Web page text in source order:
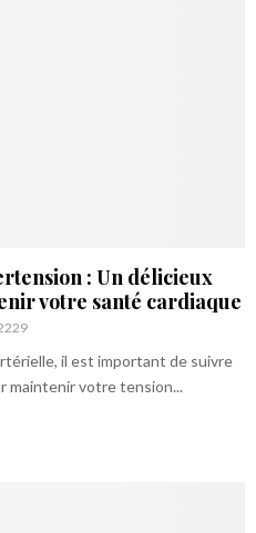
: Un délicieux
votre santé cardiaque
il est important de suivre
maintenir votre tension...